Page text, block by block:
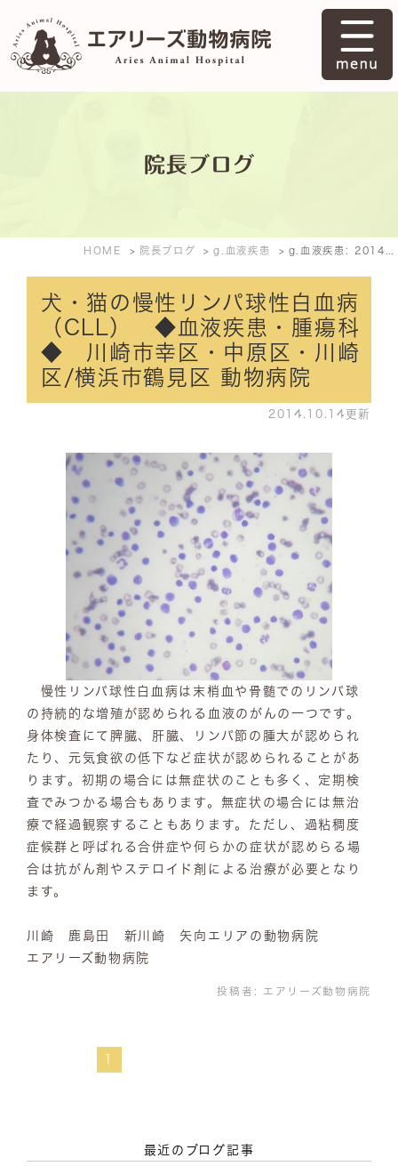
院長ブログ
HOME 院長ブログ g.血液疾患
犬・猫の慢性リンパ球性白血病
（CLL） ◆血液疾患・腫瘍科
◆ 川崎市幸区・中原区・川崎
区/横浜市鶴見区 動物病院
2014.10.14更新
慢性リンパ球性白血病は末梢血や骨髄でのリンパ球
の持続的な増殖が認められる血液のがんの一つです。
身体検査にて脾臓、肝臓、リンパ節の腫大が認められ
たり、元気食欲の低下など症状が認められることがあ
ります。初期の場合には無症状のことも多く、定期検
査でみつかる場合もあります。無症状の場合には無治
療で経過観察することもあります。ただし、過粘稠度
症候群と呼ばれる合併症や何らかの症状が認めらる場
合は抗がん剤やステロイド剤による治療が必要となり
ます。
川崎 鹿島田 新川崎 矢向エリアの動物病院
エアリーズ動物病院
投稿者: エアリーズ動物病院
1
最近のブログ記事